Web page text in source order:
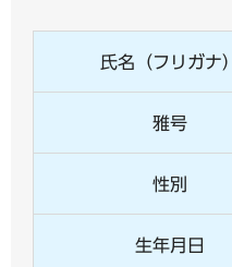
氏名（フリガナ）
雅号
性別
生年月日